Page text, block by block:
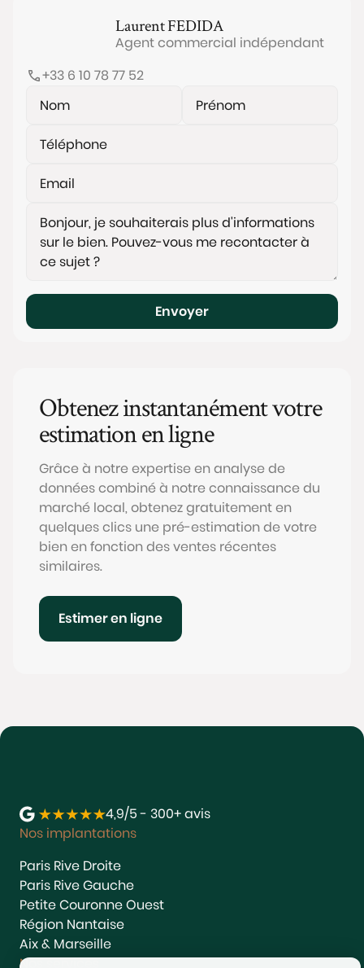
LaurentFEDIDA
Agent commercial indépendant
+33 6 10 78 77 52
Envoyer
Obtenez instantanément votre
estimation en ligne
Grâce à notre expertise en analyse de
données combiné à notre connaissance du
marché local, obtenez gratuitement en
quelques clics une pré-estimation de votre
bien en fonction des ventes récentes
similaires.
Estimer en ligne
4,9/5 - 300+ avis
Nos implantations
Paris Rive Droite
Paris Rive Gauche
Petite Couronne Ouest
Région Nantaise
Aix & Marseille
Nos services